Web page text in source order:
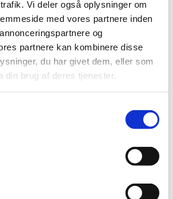
Vi deler også oplysninger om
med vores partnere inden
og
partnere kan kombinere disse
du har givet dem, eller som
din brug af deres tjenester.